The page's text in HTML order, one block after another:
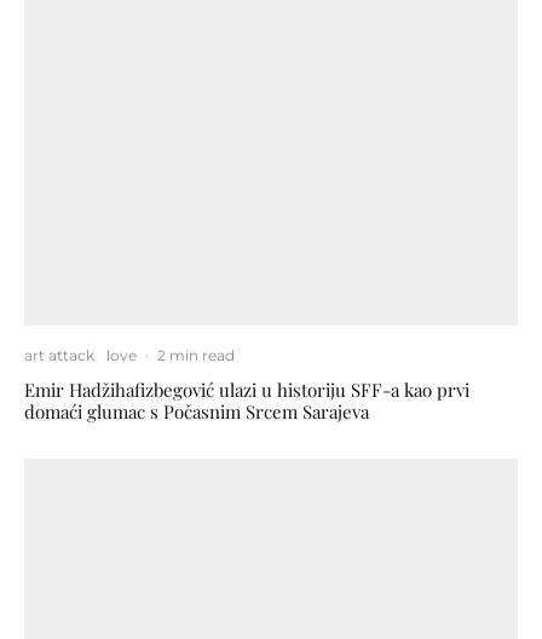
art attack love · 2 min read
Emir Hadžihafizbegović ulazi u historiju SFF-a kao prvi
domaći glumac s Počasnim Srcem Sarajeva